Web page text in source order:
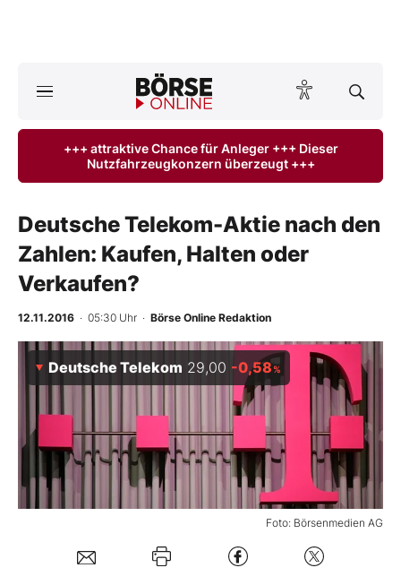
ktuelle Ausgabe BÖRSE ONLINE lesen
Finanz-Check
BO-Musterdepots
Experten
Mein B:O
Mein Konto
Folgen Sie uns
+++ attraktive Chance für Anleger +++ Dieser
Nutzfahrzeugkonzern überzeugt +++
Deutsche Telekom-Aktie nach den
Zahlen: Kaufen, Halten oder
Verkaufen?
12.11.2016 · 05:30 Uhr · Börse Online Redaktion
Foto: Börsenmedien AG
Deutsche Telekom 29,00 -0,58%